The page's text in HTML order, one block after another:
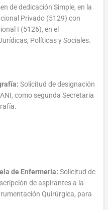
de dedicación Simple, en la
Privado (5129) con
I (5126), en el
Políticas y Sociales.
Solicitud de designación
como segunda Secretaria
de Enfermería: Solicitud de
de aspirantes a la
Quirúrgica, para